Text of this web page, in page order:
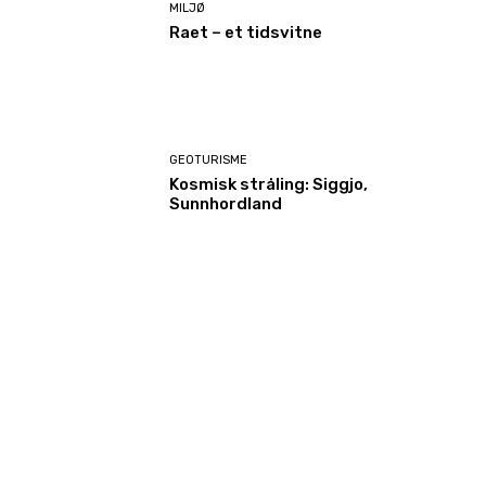
MILJØ
Raet – et tidsvitne
GEOTURISME
Kosmisk stråling: Siggjo,
Sunnhordland